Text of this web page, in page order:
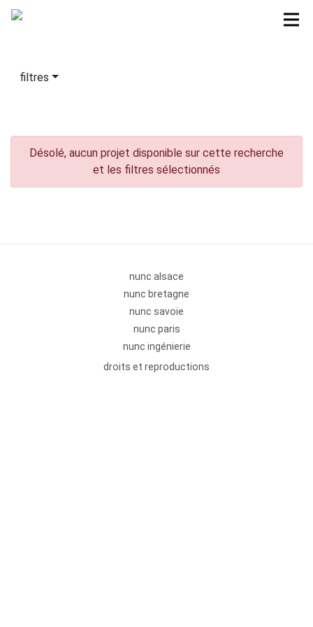
filtres
Désolé, aucun projet disponible sur cette recherche
et les filtres sélectionnés
nunc alsace
nunc bretagne
nunc savoie
nunc paris
nunc ingénierie
droits et reproductions